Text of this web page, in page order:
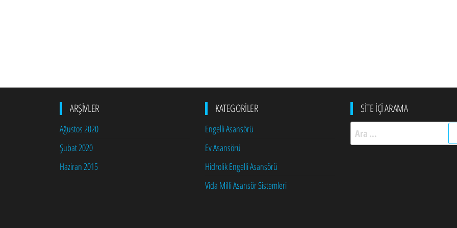
ARŞIVLER
Ağustos 2020
Şubat 2020
Haziran 2015
KATEGORILER
Engelli Asansörü
Ev Asansörü
Hidrolik Engelli Asansörü
Vida Milli Asansör Sistemleri
SITE İÇI ARAMA
Arama: